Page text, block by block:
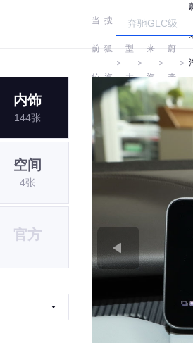
当
前
位
置:
搜
狐
汽
＞
车
型
大
全
＞
蔚
来
汽
＞
蔚
来
＞
内饰
144张
空间
4张
官方